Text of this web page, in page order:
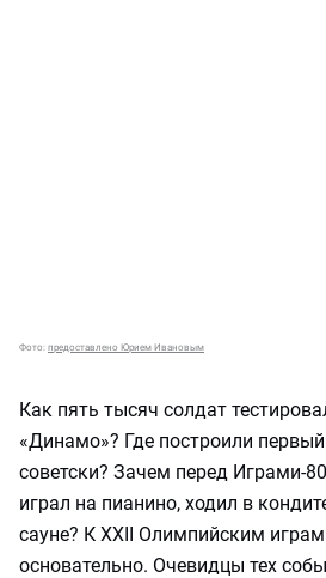
Фото: предоставлено Юрием Ивановым
Как пять тысяч солдат
«Динамо»? Где построили
советски? Зачем перед Играми-
играл на пианино, ходил в
сауне? К XXII Олимпийским
основательно. Очевидцы тех